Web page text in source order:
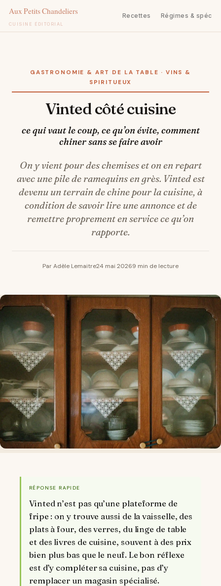
CUISINE ÉDITORIAL
Recettes Régimes &
GASTRONOMIE & ART DE LA TABLE · VINS &
SPIRITUEUX
Vinted côté cuisine
ce qui vaut le coup, ce qu’on évite, comment
chiner sans se faire avoir
On y vient pour des chemises et on en repart
avec une pile de ramequins en grès. Vinted est
devenu un terrain de chine pour la cuisine, à
condition de savoir lire une annonce et de
remettre proprement en service ce qu’on
rapporte.
Par Adèle Lemaitre24 mai 20269 min de lecture
RÉPONSE RAPIDE
Vinted n’est pas qu’une plateforme de
fripe : on y trouve aussi de la vaisselle, des
plats à four, des verres, du linge de table
et des livres de cuisine, souvent à des prix
bien plus bas que le neuf. Le bon réflexe
est d’y compléter sa cuisine, pas d’y
remplacer un magasin spécialisé.